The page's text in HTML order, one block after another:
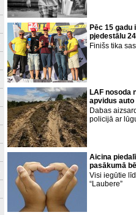
Pēc 15
pjedestālu
Finišs tika
LAF nosoda
apvidus
Dabas
policijā ar
Aicina
pasākumā
Visi iegūtie
“Laubere”